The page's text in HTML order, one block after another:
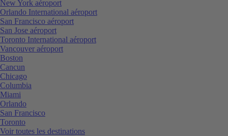
New York aéroport
Orlando International aéroport
San Francisco aéroport
San Jose aéroport
Toronto International aéroport
Vancouver aéroport
Boston
Cancun
Chicago
Columbia
Miami
Orlando
San Francisco
Toronto
Voir toutes les destinations